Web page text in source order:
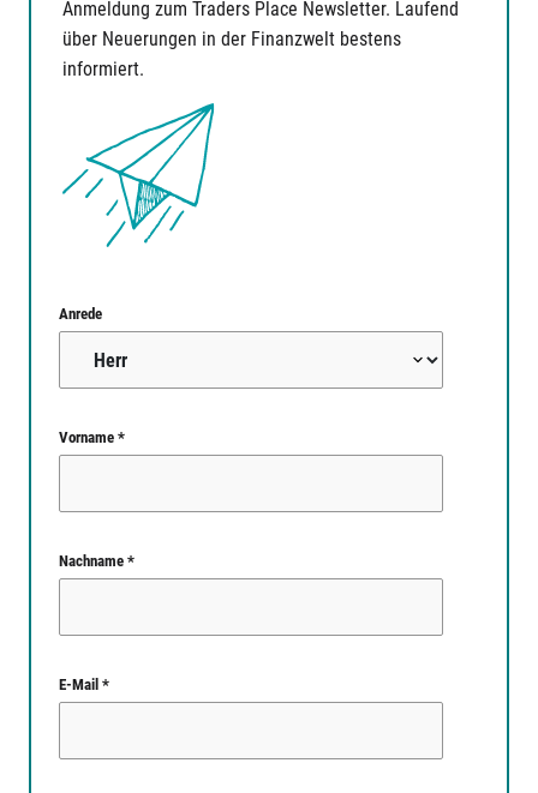
Anmeldung zum Traders Place Newsletter. Laufend
über Neuerungen in der Finanzwelt bestens
informiert.
Anrede
Vorname *
Nachname *
E-Mail *